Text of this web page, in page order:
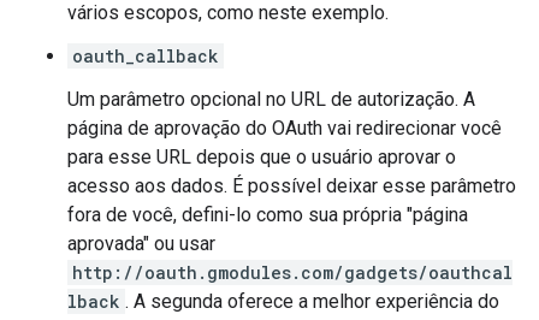
vários escopos, como neste exemplo.
oauth_callback
Um parâmetro opcional no URL de autorização. A
página de aprovação do OAuth vai redirecionar você
para esse URL depois que o usuário aprovar o
acesso aos dados. É possível deixar esse parâmetro
fora de você, defini-lo como sua própria "página
aprovada" ou usar
http://oauth.gmodules.com/gadgets/oauthcal
lback . A segunda oferece a melhor experiência do